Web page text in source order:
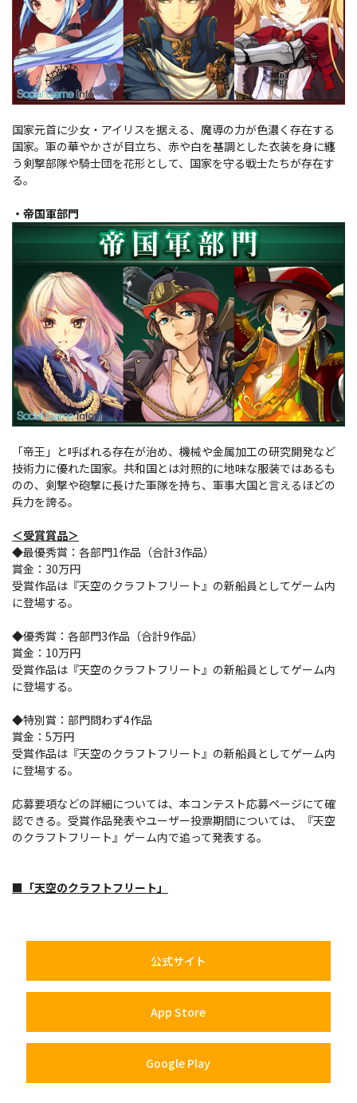
国家元首に少女・アイリスを据える、魔導の力が色濃く存在する
国家。軍の華やかさが目立ち、赤や白を基調とした衣装を身に纏
う剣撃部隊や騎士団を花形として、国家を守る戦士たちが存在す
る。
・帝国軍部門
「帝王」と呼ばれる存在が治め、機械や金属加工の研究開発など
技術力に優れた国家。共和国とは対照的に地味な服装ではあるも
のの、剣撃や砲撃に長けた軍隊を持ち、軍事大国と言えるほどの
兵力を誇る。
＜受賞賞品＞
◆最優秀賞：各部門1作品（合計3作品）
賞金：30万円
受賞作品は『天空のクラフトフリート』の新船員としてゲーム内
に登場する。
◆優秀賞：各部門3作品（合計9作品）
賞金：10万円
受賞作品は『天空のクラフトフリート』の新船員としてゲーム内
に登場する。
◆特別賞：部門問わず4作品
賞金：5万円
受賞作品は『天空のクラフトフリート』の新船員としてゲーム内
に登場する。
応募要項などの詳細については、本コンテスト応募ページにて確
認できる。受賞作品発表やユーザー投票期間については、『天空
のクラフトフリート』ゲーム内で追って発表する。
■「天空のクラフトフリート」​
公式サイト
App Store
Google Play